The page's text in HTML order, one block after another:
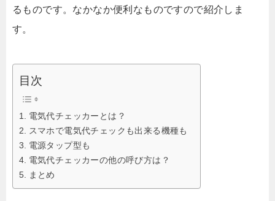
るものです。なかなか便利なものですので紹介しま
す。
目次
電気代チェッカーとは？
スマホで電気代チェックも出来る機種も
電源タップ型も
電気代チェッカーの他の呼び方は？
まとめ